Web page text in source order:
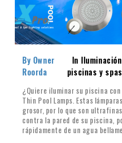
By Owner
Roorda
In
piscinas y spas
¿Quiere iluminar su piscina
Thin Pool Lamps. Estas
grosor, por lo que son
contra la pared de su piscina,
rápidamente de un agua